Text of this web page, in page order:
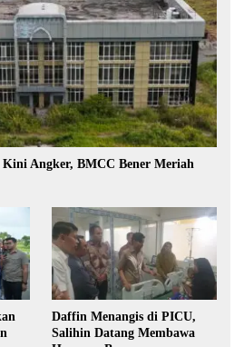
Angker, BMCC Bener Meriah
Daffin Menangis di PICU,
Salihin Datang Membawa